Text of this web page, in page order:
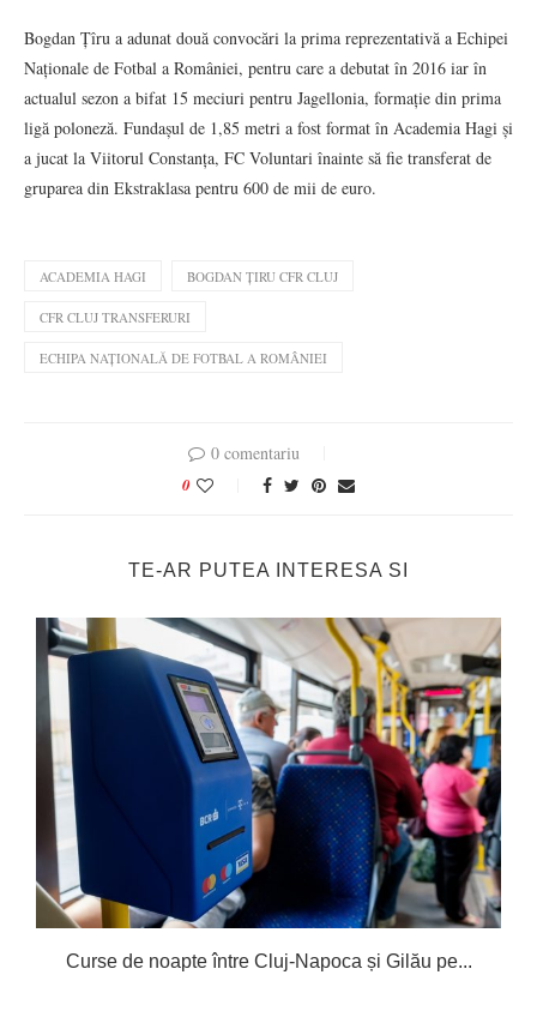
Bogdan Țîru a adunat două convocări la prima reprezentativă a Echipei
Naționale de Fotbal a României, pentru care a debutat în 2016 iar în
actualul sezon a bifat 15 meciuri pentru Jagellonia, formație din prima
ligă poloneză. Fundașul de 1,85 metri a fost format în Academia Hagi și
a jucat la Viitorul Constanța, FC Voluntari înainte să fie transferat de
gruparea din Ekstraklasa pentru 600 de mii de euro.
ACADEMIA HAGI BOGDAN ȚIRU CFR CLUJ
CFR CLUJ TRANSFERURI
ECHIPA NAȚIONALĂ DE FOTBAL A ROMÂNIEI
0 comentariu
0
TE-AR PUTEA INTERESA SI
Curse de noapte între Cluj-Napoca și Gilău pe...